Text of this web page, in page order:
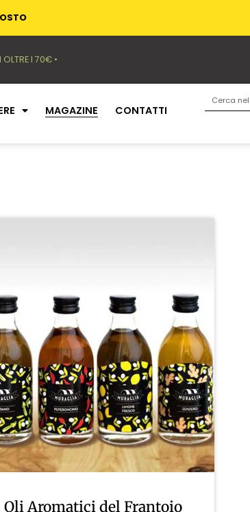
OLTRE I 70€ •
MAGAZINE CONTATTI
Oli Aromatici del Frantoio